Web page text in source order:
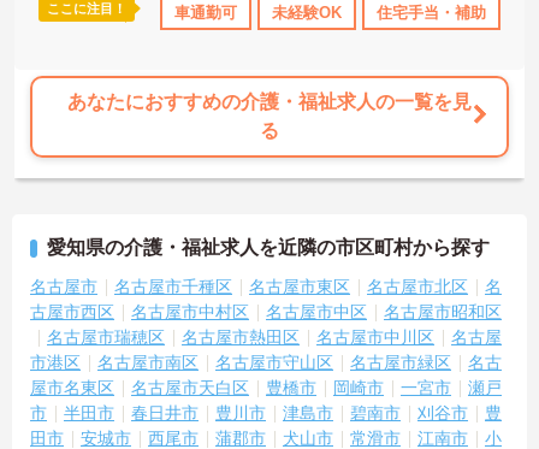
ここに注目！ 車通勤可 未経験OK 住宅手当・補助
あなたにおすすめの介護・福祉求人の一覧を見
る
愛知県の介護・福祉求人を近隣の市区町村から探す
名古屋市 名古屋市千種区 名古屋市東区 名古屋市北区
名
古屋市西区
名古屋市中村区 名古屋市中区
名古屋市昭和区
名古屋市瑞穂区
名古屋市熱田区 名古屋市中川区
名古屋
市港区
名古屋市南区 名古屋市守山区 名古屋市緑区
名古
屋市名東区
名古屋市天白区 豊橋市 岡崎市 一宮市
瀬戸
市
半田市 春日井市 豊川市 津島市 碧南市 刈谷市
豊
田市
安城市 西尾市 蒲郡市 犬山市 常滑市 江南市
小